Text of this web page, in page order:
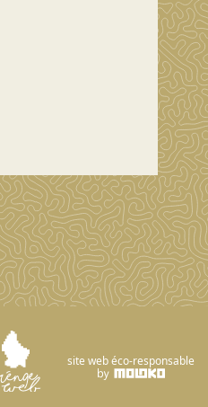
site web éco-responsable